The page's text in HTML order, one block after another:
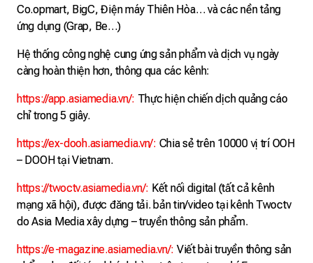
Co.opmart, BigC, Điện máy Thiên Hòa… và các nền tảng
ứng dụng (Grap, Be…)
Hệ thống công nghệ cung ứng sản phẩm và dịch vụ ngày
càng hoàn thiện hơn, thông qua các kênh:
https://app.asiamedia.vn/: Thực hiện chiến dịch quảng cáo
chỉ trong 5 giây.
https://ex-dooh.asiamedia.vn/: Chia sẻ trên 10000 vị trí OOH
– DOOH tại Vietnam.
https://twoctv.asiamedia.vn/: Kết nối digital (tất cả kênh
mạng xã hội), được đăng tải. bản tin/video tại kênh Twoctv
do Asia Media xây dựng – truyền thông sản phẩm.
https://e-magazine.asiamedia.vn/: Viết bài truyền thông sản